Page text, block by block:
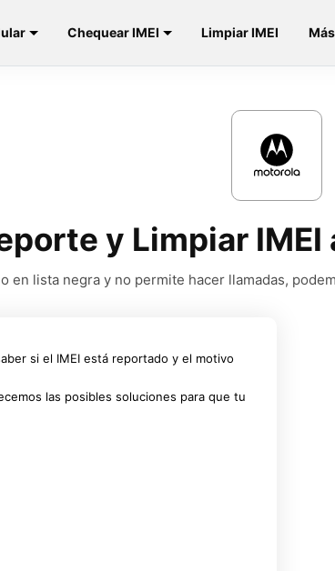
Chequear IMEI Limpiar IMEI
y Limpiar IMEI
en lista negra y no permite hacer llamadas,
si el IMEI está reportado y el motivo
las posibles soluciones para que tu